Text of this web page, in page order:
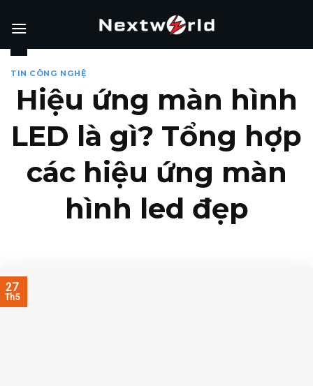
TIN CÔNG NGHỆ
Hiệu ứng màn hình
LED là gì? Tổng hợp
các hiệu ứng màn
hình led đẹp
27
Th5